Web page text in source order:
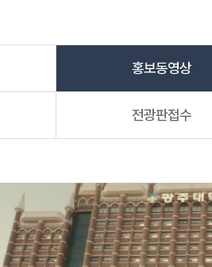
홍보동영상
전광판접수